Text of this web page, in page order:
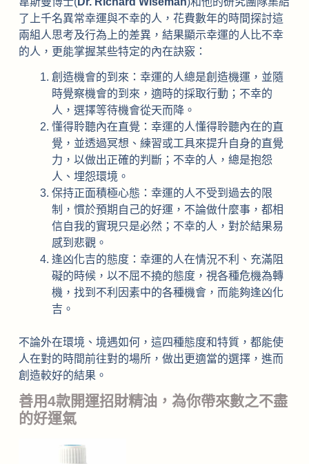
了上千名異常幸運與不幸的人，花費數年的時間探討這
兩組人思考及行為上的差異，結果顯示幸運的人比不幸
的人，更能掌握某些特定的內在訣竅：
創造機會的到來：幸運的人總是創造機運，並隨
時覺察機會的到來，適時的採取行動；不幸的
人，選擇等待機會從天而降。
懂得聆聽內在直覺：幸運的人懂得聆聽內在的直
覺，並透過冥想、練習或工具來提升自身的直覺
力，以做出正確的判斷；不幸的人，總是抱怨
人、埋怨環境。
保持正面積極心態：幸運的人不受到過去的限
制，慣於預期自己的好運，不論做什麼事，都相
信自我的實現只是必然；不幸的人，對於結果易
感到悲觀。
逢凶化吉的態度：幸運的人在情況不利、充滿阻
礙的時候，以不屈不撓的態度，視各種危機為轉
機，找到不利因素中的各種機會，而能夠逢凶化
吉。
不論外在環境、境遇如何，這四種態度和特質，都能使
人在對的時間前往對的場所，做出更適當的選擇，進而
創造較好的結果。
善用4款開運招財精油，為你帶來數之不盡
的好運氣